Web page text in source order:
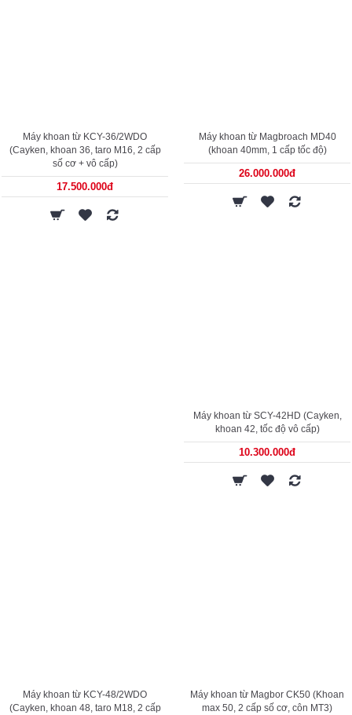
Máy khoan từ KCY-36/2WDO
(Cayken, khoan 36, taro M16, 2 cấp
số cơ + vô cấp)
17.500.000đ
Máy khoan từ Magbroach MD40
(khoan 40mm, 1 cấp tốc độ)
26.000.000đ
Máy khoan từ SCY-42HD (Cayken,
khoan 42, tốc độ vô cấp)
10.300.000đ
Máy khoan từ KCY-48/2WDO
(Cayken, khoan 48, taro M18, 2 cấp
Máy khoan từ Magbor CK50 (Khoan
max 50, 2 cấp số cơ, côn MT3)